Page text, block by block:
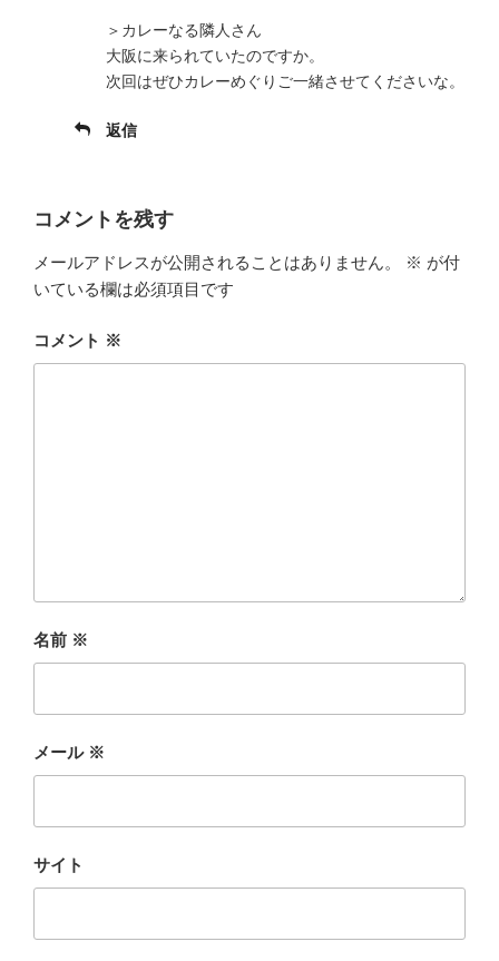
＞カレーなる隣人さん
大阪に来られていたのですか。
次回はぜひカレーめぐりご一緒させてくださいな。
返信
コメントを残す
メールアドレスが公開されることはありません。 ※ が付
いている欄は必須項目です
コメント ※
名前 ※
メール ※
サイト